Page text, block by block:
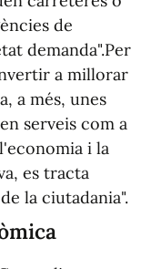
de
demanda".Per
a millorar
a més, unes
serveis com a
i la
es tracta
la ciutadania".